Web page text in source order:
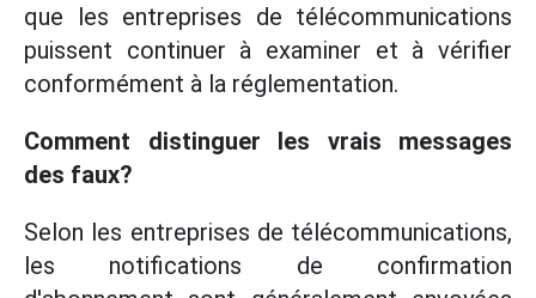
que les entreprises de télécommunications
puissent continuer à examiner et à vérifier
conformément à la réglementation.
Comment distinguer les vrais messages
des faux?
Selon les entreprises de télécommunications,
les notifications de confirmation